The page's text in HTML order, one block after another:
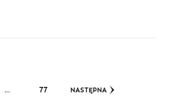
… STRONA
77 NASTĘPNA